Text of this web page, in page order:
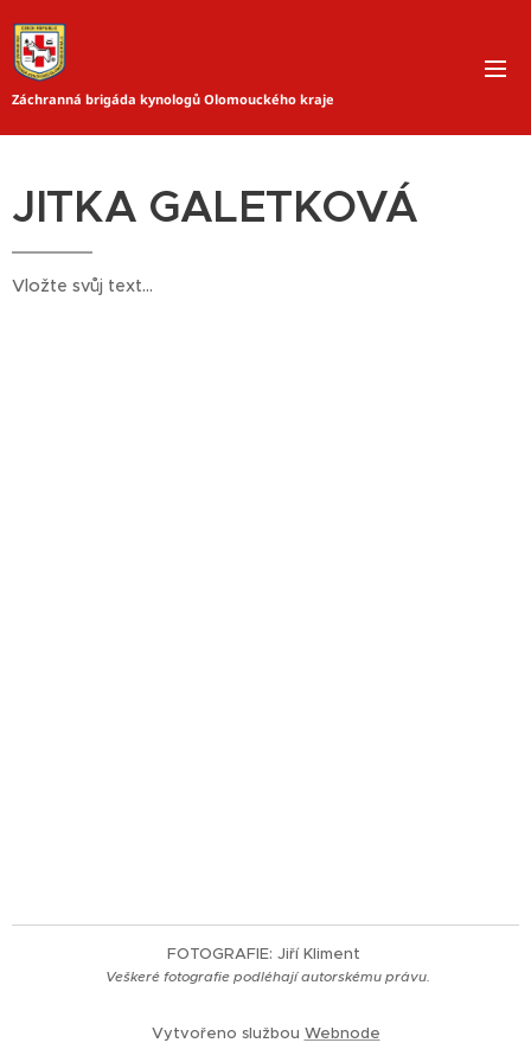
Záchranná brigáda kynologů Olomouckého kraje
JITKA GALETKOVÁ
Vložte svůj text...
FOTOGRAFIE: Jiří Kliment
Veškeré fotografie podléhají autorskému právu.
Vytvořeno službou Webnode